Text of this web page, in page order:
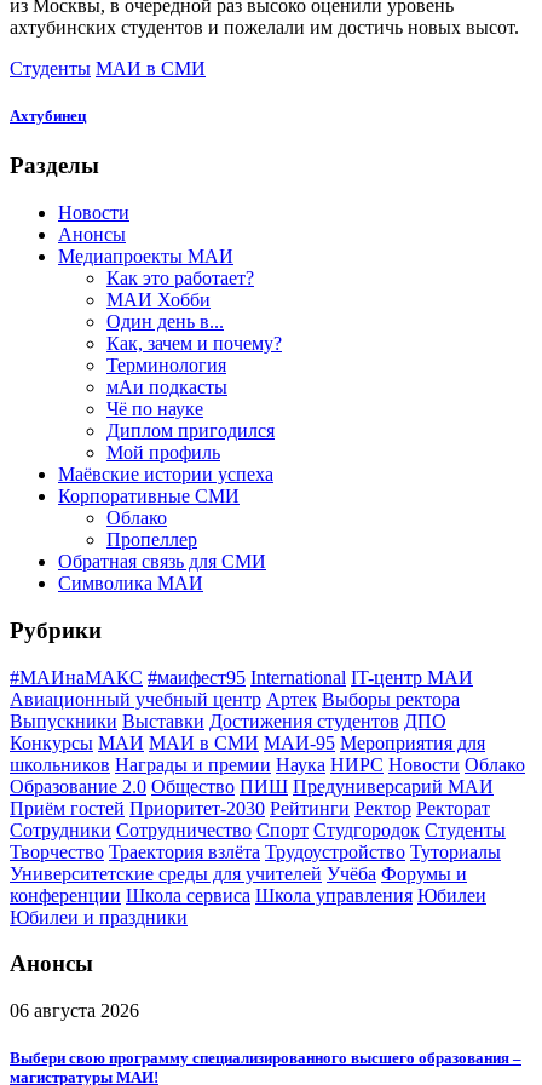
из Москвы, в очередной раз высоко оценили уровень
ахтубинских студентов и пожелали им достичь новых высот.
Студенты МАИ в СМИ
Ахтубинец
Разделы
Новости
Анонсы
Медиапроекты МАИ
Как это работает?
МАИ Хобби
Один день в...
Как, зачем и почему?
Терминология
мАи подкасты
Чё по науке
Диплом пригодился
Мой профиль
Маёвские истории успеха
Корпоративные СМИ
Облако
Пропеллер
Обратная связь для СМИ
Символика МАИ
Рубрики
#МАИнаМАКС #маифест95 International IT-центр МАИ
Авиационный учебный центр Артек Выборы ректора
Выпускники Выставки Достижения студентов ДПО
Конкурсы МАИ МАИ в СМИ МАИ-95 Мероприятия для
школьников Награды и премии Наука НИРС Новости Облако
Образование 2.0 Общество ПИШ Предуниверсарий МАИ
Приём гостей Приоритет-2030 Рейтинги Ректор Ректорат
Сотрудники Сотрудничество Спорт Студгородок Студенты
Творчество Траектория взлёта Трудоустройство Туториалы
Университетские среды для учителей Учёба Форумы и
конференции Школа сервиса Школа управления Юбилеи
Юбилеи и праздники
Анонсы
06 августа 2026
Выбери свою программу специализированного высшего образования –
магистратуры МАИ!